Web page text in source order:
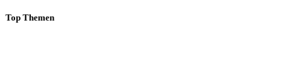
Top Themen